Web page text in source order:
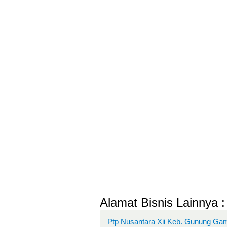
Alamat Bisnis Lainnya :
Ptp Nusantara Xii Keb. Gunung